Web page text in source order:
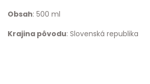
Obsah: 500 ml
Krajina pôvodu: Slovenská republika